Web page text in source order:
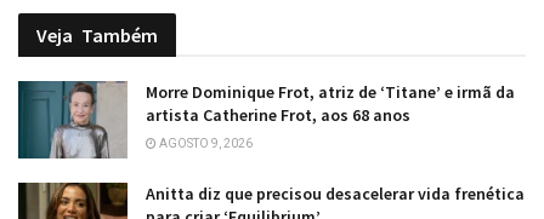
Veja Também
Morre Dominique Frot, atriz de ‘Titane’ e irmã da
artista Catherine Frot, aos 68 anos
AGOSTO 9, 2026
Anitta diz que precisou desacelerar vida frenética